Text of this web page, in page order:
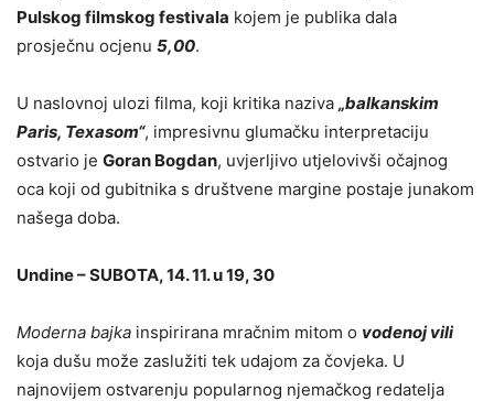
Pulskog filmskog festivala kojem je publika dala
prosječnu ocjenu 5,00.
U naslovnoj ulozi filma, koji kritika naziva „balkanskim
Paris, Texasom“, impresivnu glumačku interpretaciju
ostvario je Goran Bogdan, uvjerljivo utjelovivši očajnog
oca koji od gubitnika s društvene margine postaje junakom
našega doba.
Undine – SUBOTA, 14. 11. u 19, 30
Moderna bajka inspirirana mračnim mitom o vodenoj vili
koja dušu može zaslužiti tek udajom za čovjeka. U
najnovijem ostvarenju popularnog njemačkog redatelja